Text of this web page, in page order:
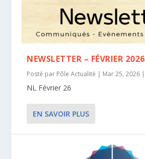
NEWSLETTER – FÉVRIER 2026
Posté par Pôle Actualité | Mar 25, 2026 |
NL Février 26
EN SAVOIR PLUS